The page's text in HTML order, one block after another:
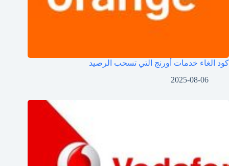
كود الغاء خدمات أورنج التي تسحب الرصيد
2025-08-06